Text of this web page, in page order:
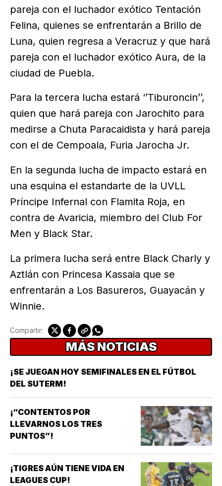
pareja con el luchador exótico Tentación
Felina, quienes se enfrentarán a Brillo de
Luna, quien regresa a Veracruz y que hará
pareja con el luchador exótico Aura, de la
ciudad de Puebla.
Para la tercera lucha estará ‘’Tiburoncin’’,
quien que hará pareja con Jarochito para
medirse a Chuta Paracaidista y hará pareja
con el de Cempoala, Furia Jarocha Jr.
En la segunda lucha de impacto estará en
una esquina el estandarte de la UVLL
Príncipe Infernal con Flamita Roja, en
contra de Avaricia, miembro del Club For
Men y Black Star.
La primera lucha será entre Black Charly y
Aztlán con Princesa Kassaia que se
enfrentarán a Los Basureros, Guayacán y
Winnie.
Compartir:
MÁS NOTICIAS
¡SE JUEGAN HOY SEMIFINALES EN EL FÚTBOL
DEL SUTERM!
¡“CONTENTOS POR
LLEVARNOS LOS TRES
PUNTOS”!
¡TIGRES AÚN TIENE VIDA EN
LEAGUES CUP!